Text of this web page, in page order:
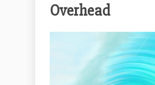
Overhead